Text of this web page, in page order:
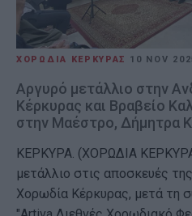
ΧΟΡΩΔΙΑ ΚΕΡΚΥΡΑΣ 10 NOV
Αργυρό μετάλλιο στην
Κέρκυρας και Βραβείο
στην Μαέστρο, Δήμητρα
ΚΕΡΚΥΡΑ. (ΧΟΡΩΔΙΑ
μετάλλιο στις αποσκευές
Χορωδία Κέρκυρας, μετά τη